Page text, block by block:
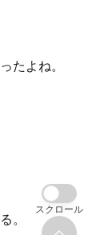
たよね。
。
スクロール